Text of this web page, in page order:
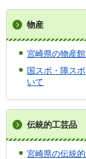
物産
宮崎県の物産
国スポ・障ス
いて
伝統的工芸品
宮崎県の伝統